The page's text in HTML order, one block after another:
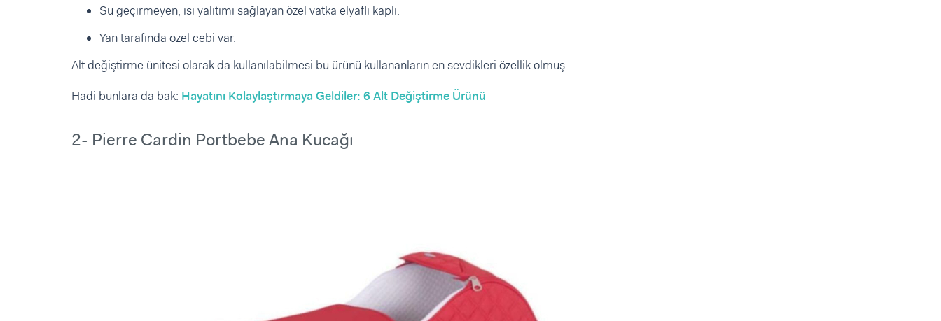
Su geçirmeyen, ısı yalıtımı sağlayan özel vatka elyaflı kaplı.
Yan tarafında özel cebi var.
Alt değiştirme ünitesi olarak da kullanılabilmesi bu ürünü kullananların en sevdikleri özellik olmuş.
Hadi bunlara da bak: Hayatını Kolaylaştırmaya Geldiler: 6 Alt Değiştirme Ürünü
2- Pierre Cardin Portbebe Ana Kucağı